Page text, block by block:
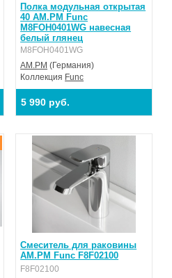
Полка модульная открытая
40 AM.PM Func
M8FOH0401WG навесная
белый глянец
M8FOH0401WG
AM.PM (Германия)
Коллекция Func
5 990 руб.
Смеситель для раковины
AM.PM Func F8F02100
F8F02100